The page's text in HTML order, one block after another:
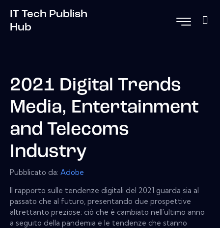
IT Tech Publish
Hub
2021 Digital Trends
Media, Entertainment
and Telecoms
Industry
Pubblicato da: Adobe
Il rapporto sulle tendenze digitali del 2021 guarda sia al
passato che al futuro, presentando due prospettive
altrettanto preziose: ciò che è cambiato nell'ultimo anno
a seguito della pandemia e le tendenze che stanno